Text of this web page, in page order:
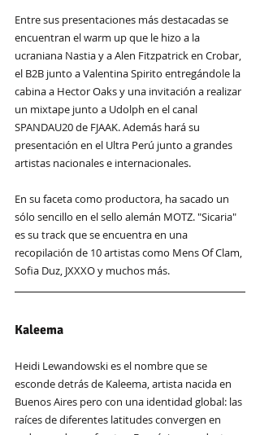
Entre sus presentaciones más destacadas se
encuentran el warm up que le hizo a la
ucraniana Nastia y a Alen Fitzpatrick en Crobar,
el B2B junto a Valentina Spirito entregándole la
cabina a Hector Oaks y una invitación a realizar
un mixtape junto a Udolph en el canal
SPANDAU20 de FJAAK. Además hará su
presentación en el Ultra Perú junto a grandes
artistas nacionales e internacionales.
En su faceta como productora, ha sacado un
sólo sencillo en el sello alemán MOTZ. "Sicaria"
es su track que se encuentra en una
recopilación de 10 artistas como Mens Of Clam,
Sofia Duz, JXXXO y muchos más.
Kaleema
Heidi Lewandowski es el nombre que se
esconde detrás de Kaleema, artista nacida en
Buenos Aires pero con una identidad global: las
raíces de diferentes latitudes convergen en